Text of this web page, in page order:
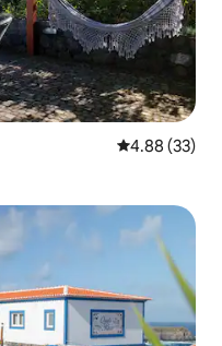
Calificación
4.88 (33)